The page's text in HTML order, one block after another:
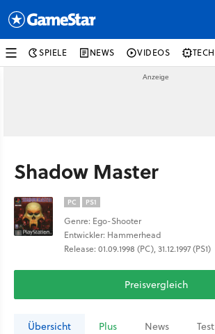
SPIELE NEWS VIDEOS TECH
Shadow Master
PC PS1
Genre: Ego-Shooter
Entwickler: Hammerhead
Release: 01.09.1998 (PC), 31.12.1997 (PS1)
Preisvergleich
Übersicht Plus News Test